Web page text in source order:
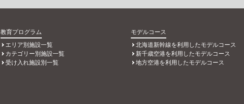
教育プログラム
エリア別施設一覧
カテゴリー別施設一覧
受け入れ施設別一覧
モデルコース
北海道新幹線を利用したモデルコース
新千歳空港を利用したモデルコース
地方空港を利用したモデルコース